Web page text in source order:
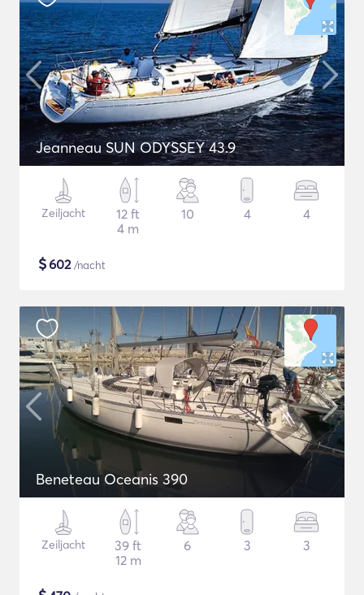
Jeanneau SUN ODYSSEY 43.9
Zeiljacht
12 ft
4 m
10 4 4
$602/nacht
Beneteau Oceanis 390
Zeiljacht
39 ft
12 m
6 3 3